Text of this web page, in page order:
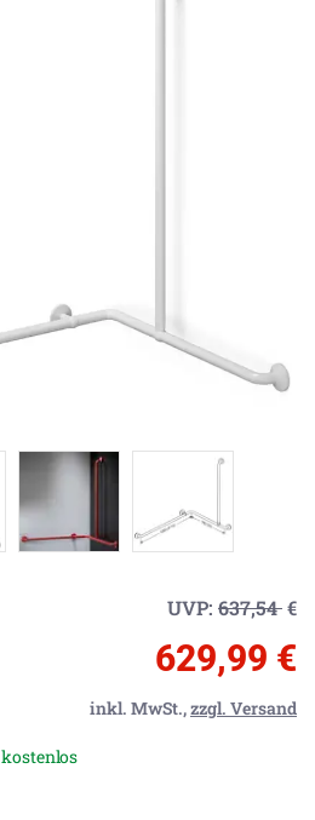
UVP: 637,54€
629,99 €
inkl. MwSt.,zzgl. Versand
kostenlos